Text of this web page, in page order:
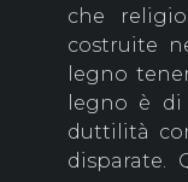
che
costruite
legno
legno è di
duttilità
disparate.